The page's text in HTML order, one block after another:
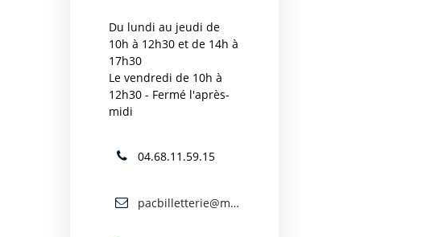
Du lundi au jeudi de
10h à 12h30 et de 14h à
17h30
Le vendredi de 10h à
12h30 - Fermé l'après-
midi
04.68.11.59.15
pacbilletterie@mairie-carcassonne.fr